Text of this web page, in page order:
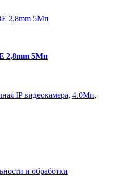
2,8mm 5Мп
IP видеокамера, 4.0Мп,
и обработки